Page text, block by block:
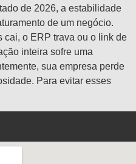
de 2026, a estabilidade
de um negócio.
cai, o ERP trava ou o link de
inteira sofre uma
sua empresa perde
Para evitar esses